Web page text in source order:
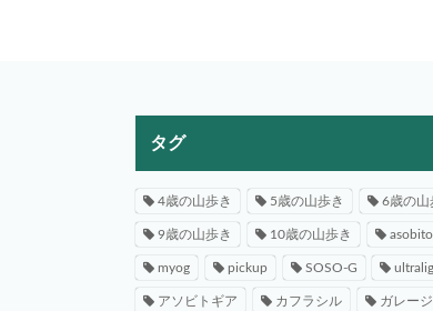
タグ
4歳の山歩き 5歳の山歩き 6歳の山
9歳の山歩き 10歳の山歩き
myog pickup SOSO-G
アソビトギア カフラシル ガレー